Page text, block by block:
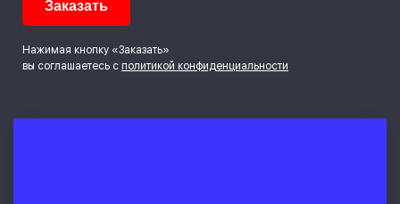
Нажимая кнопку «Заказать»
вы соглашаетесь с политикой конфиденциальности